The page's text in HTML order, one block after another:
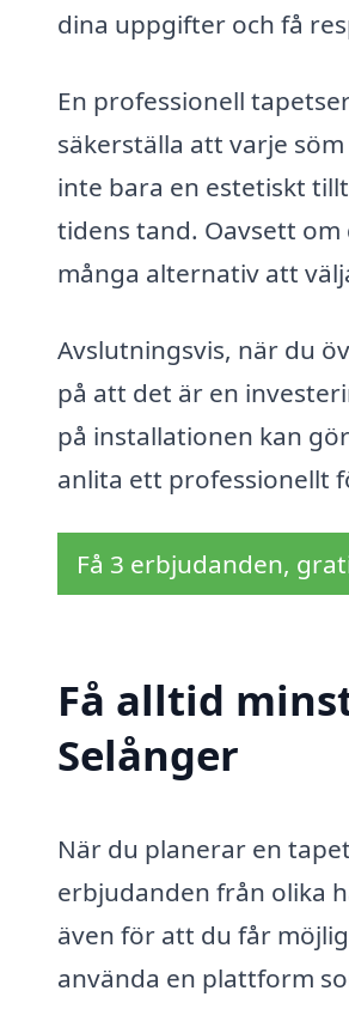
dina uppgifter och få
En professionell
säkerställa att varje
inte bara en estetiskt
tidens tand. Oavsett
många alternativ att
Avslutningsvis, när du
på att det är en
på installationen kan
anlita ett professionellt
Få 3 erbjudanden,
Få alltid
Selånger
När du planerar en
erbjudanden från olika
även för att du får
använda en plattform